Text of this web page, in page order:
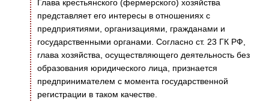
Глава крестьянского (фермерского) хозяйства
представляет его интересы в отношениях с
предприятиями, организациями, гражданами и
государственными органами. Согласно ст. 23 ГК РФ,
глава хозяйства, осуществляющего деятельность без
образования юридического лица, признается
предпринимателем с момента государственной
регистрации в таком качестве.